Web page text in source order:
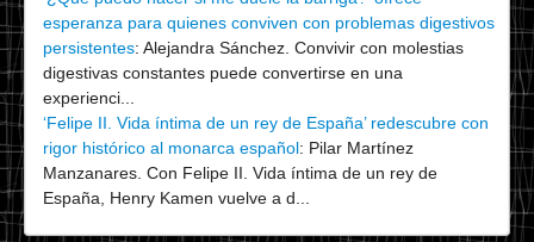
esperanza para quienes conviven con problemas digestivos
persistentes: Alejandra Sánchez. Convivir con molestias
digestivas constantes puede convertirse en una
experienci...
‘Felipe II. Vida íntima de un rey de España’ redescubre con
rigor histórico al monarca español: Pilar Martínez
Manzanares. Con Felipe II. Vida íntima de un rey de
España, Henry Kamen vuelve a d...